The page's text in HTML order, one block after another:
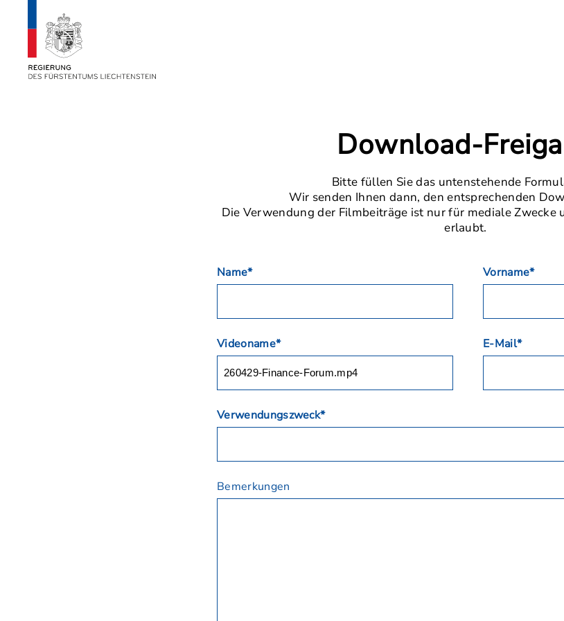
Download-
Bitte füllen Sie das untenstehende
Wir senden Ihnen dann, den entsprechenden
Die Verwendung der Filmbeiträge ist nur für mediale Zwecke
erlaubt.
Name* Vorname*
Videoname* E-Mail*
Verwendungszweck*
Bemerkungen